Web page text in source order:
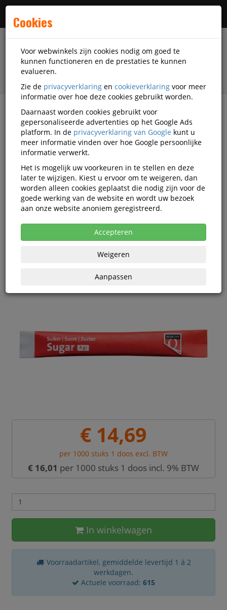
filter
Facilitaire artikelen
Catering-artikelen
Koffie- en theetoebehoren
Suikersticks Quantore 4 Gram
1000 Stuks
Korting vanaf aankoop 2 eenheden, zieprijsoverzicht
€ 14,69
per 1000 stuks 1 doos excl. BTW
€ 16,01 per 1000 stuks 1 doos incl. 9% BTW
In winkelwagen
Voorraadartikel, gemiddelde levertijd 1 à 2
werkdagen.
Actuele voorraad: 615
Cookies
Voor webwinkels zijn cookies nodig om goed te
kunnen functioneren en de prestaties te kunnen
evalueren.
Zie de privacyverklaring en cookieverklaring voor meer
informatie over hoe deze cookies gebruikt worden.
Daarnaast worden cookies gebruikt voor
gepersonaliseerde advertenties op het Google Ads
platform. In de privacyverklaring van Google kunt u
meer informatie vinden over hoe Google persoonlijke
informatie verwerkt.
Het is mogelijk uw voorkeuren in te stellen en deze
later te wijzigen. Kiest u ervoor om te weigeren, dan
worden alleen cookies geplaatst die nodig zijn voor de
goede werking van de website en wordt uw bezoek
aan onze website anoniem geregistreerd.
Accepteren
Weigeren
Aanpassen